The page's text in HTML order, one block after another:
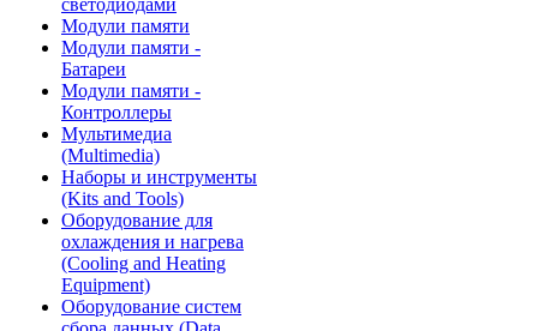
светодиодами
Модули памяти
Модули памяти -
Батареи
Модули памяти -
Контроллеры
Мультимедиа
(Multimedia)
Наборы и инструменты
(Kits and Tools)
Оборудование для
охлаждения и нагрева
(Cooling and Heating
Equipment)
Оборудование систем